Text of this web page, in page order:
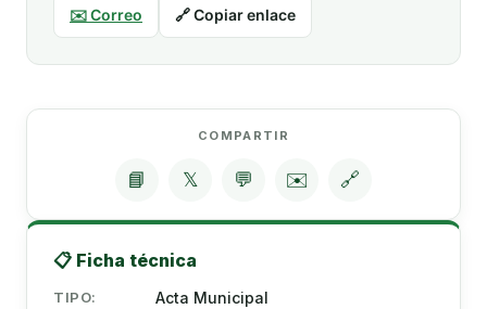
✉️ Correo 🔗 Copiar enlace
COMPARTIR
📘 𝕏 💬 ✉️ 🔗
📋 Ficha técnica
TIPO: Acta Municipal